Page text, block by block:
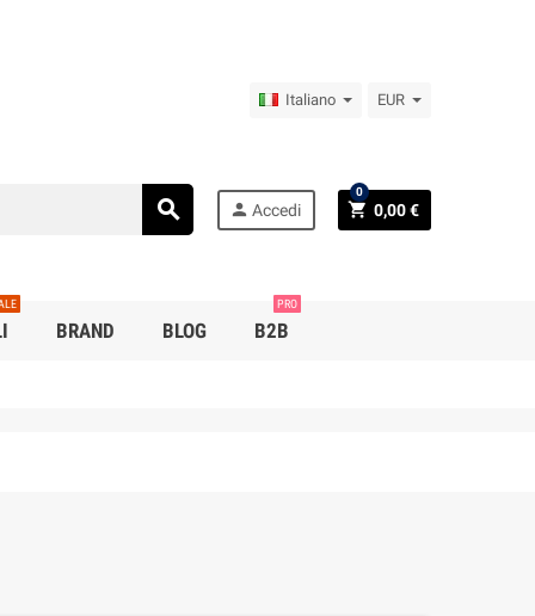
Italiano EUR
search person Accedi shopping_cart 0,00 €
0
BRAND BLOG B2B
PRO